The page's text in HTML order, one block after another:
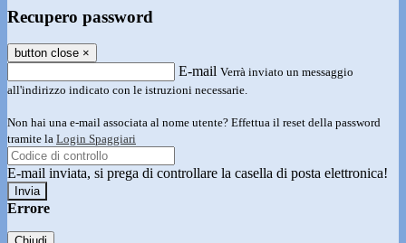
Recupero password
button close ×
E-mail Verrà inviato un messaggio
all'indirizzo indicato con le istruzioni necessarie.
Non hai una e-mail associata al nome utente? Effettua il reset della password
tramite la Login Spaggiari
E-mail inviata, si prega di controllare la casella di posta elettronica!
Errore